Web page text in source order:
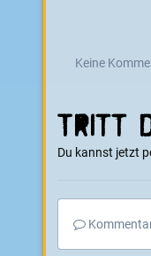
Keine
Tritt
Du kannst jetzt